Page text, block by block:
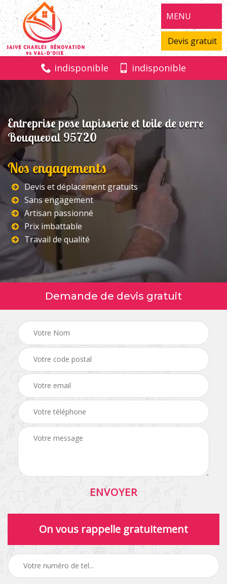
MENU
Devis gratuit
indisponible indisponible
Entreprise pose tapisserie et toile de verre
Bouqueval 95720
Nos engagements
Devis et déplacement gratuits
Sans engagement
Artisan passionné
Prix imbattable
Travail de qualité
Demande de devis gratuit
On vous rappelle gratuitement